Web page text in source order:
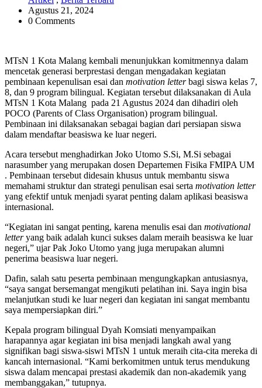
Agustus 21, 2024
0 Comments
MTsN 1 Kota Malang kembali menunjukkan komitmennya dalam
mencetak generasi berprestasi dengan mengadakan kegiatan
pembinaan kepenulisan esai dan motivation letterbagi siswa kelas 7,
8, dan 9 program bilingual. Kegiatan tersebut dilaksanakan di Aula
MTsN 1 Kota Malang pada 21 Agustus 2024 dan dihadiri oleh
POCO (Parents of Class Organisation) program bilingual.
Pembinaan ini dilaksanakan sebagai bagian dari persiapan siswa
dalam mendaftar beasiswa ke luar negeri.
Acara tersebut menghadirkan Joko Utomo S.Si, M.Si sebagai
narasumber yang merupakan dosen Departemen Fisika FMIPA UM
. Pembinaan tersebut didesain khusus untuk membantu siswa
memahami struktur dan strategi penulisan esai serta motivation letter
yang efektif untuk menjadi syarat penting dalam aplikasi beasiswa
internasional.
“Kegiatan ini sangat penting, karena menulis esai dan motivational
letteryang baik adalah kunci sukses dalam meraih beasiswa ke luar
negeri,” ujar Pak Joko Utomo yang juga merupakan alumni
penerima beasiswa luar negeri.
Dafin, salah satu peserta pembinaan mengungkapkan antusiasnya,
“saya sangat bersemangat mengikuti pelatihan ini. Saya ingin bisa
melanjutkan studi ke luar negeri dan kegiatan ini sangat membantu
saya mempersiapkan diri.”
Kepala program bilingual Dyah Komsiati menyampaikan
harapannya agar kegiatan ini bisa menjadi langkah awal yang
signifikan bagi siswa-siswi MTsN 1 untuk meraih cita-cita mereka di
kancah internasional. “Kami berkomitmen untuk terus mendukung
siswa dalam mencapai prestasi akademik dan non-akademik yang
membanggakan,” tutupnya.